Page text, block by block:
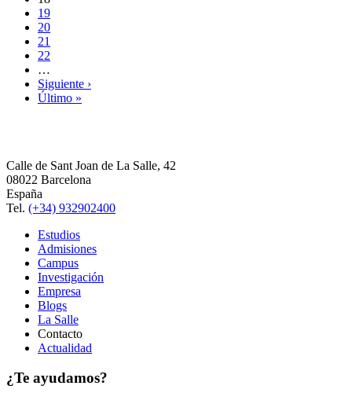
19
20
21
22
…
Siguiente ›
Último »
Calle de Sant Joan de La Salle, 42
08022 Barcelona
España
Tel. (+34) 932902400
Estudios
Admisiones
Campus
Investigación
Empresa
Blogs
La Salle
Contacto
Actualidad
¿Te ayudamos?